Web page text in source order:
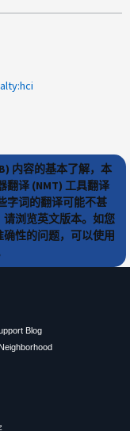
内容的基本了解，本
翻译 (NMT) 工具翻译
字词的翻译可能不甚
请浏览英文版本。如您
性的问题，可以使用
Blog